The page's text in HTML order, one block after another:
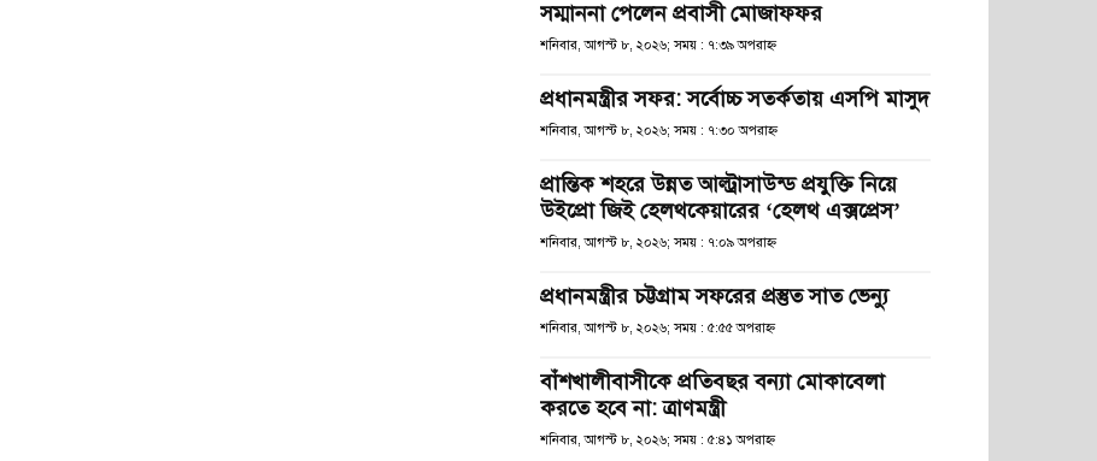
সম্মাননা পেলেন প্রবাসী মোজাফফর
শনিবার, আগস্ট ৮, ২০২৬; সময় : ৭:৩৯ অপরাহ্ণ
প্রধানমন্ত্রীর সফর: সর্বোচ্চ সতর্কতায় এসপি মাসুদ
শনিবার, আগস্ট ৮, ২০২৬; সময় : ৭:৩০ অপরাহ্ণ
প্রান্তিক শহরে উন্নত আল্ট্রাসাউন্ড প্রযুক্তি নিয়ে
উইপ্রো জিই হেলথকেয়ারের ‘হেলথ এক্সপ্রেস’
শনিবার, আগস্ট ৮, ২০২৬; সময় : ৭:০৯ অপরাহ্ণ
প্রধানমন্ত্রীর চট্টগ্রাম সফরের প্রস্তুত সাত ভেন্যু
শনিবার, আগস্ট ৮, ২০২৬; সময় : ৫:৫৫ অপরাহ্ণ
বাঁশখালীবাসীকে প্রতিবছর বন্যা মোকাবেলা
করতে হবে না: ত্রাণমন্ত্রী
শনিবার, আগস্ট ৮, ২০২৬; সময় : ৫:৪১ অপরাহ্ণ